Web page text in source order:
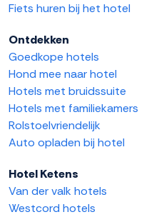
Fiets huren bij het hotel
Ontdekken
Goedkope hotels
Hond mee naar hotel
Hotels met bruidssuite
Hotels met familiekamers
Rolstoelvriendelijk
Auto opladen bij hotel
Hotel Ketens
Van der valk hotels
Westcord hotels